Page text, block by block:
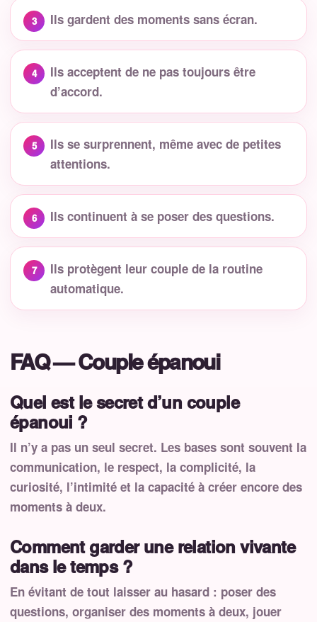
Ils gardent des moments sans écran.
Ils acceptent de ne pas toujours être
d’accord.
Ils se surprennent, même avec de petites
attentions.
Ils continuent à se poser des questions.
Ils protègent leur couple de la routine
automatique.
FAQ — Couple épanoui
Quel est le secret d’un couple
épanoui ?
Il n’y a pas un seul secret. Les bases sont souvent la
communication, le respect, la complicité, la
curiosité, l’intimité et la capacité à créer encore des
moments à deux.
Comment garder une relation vivante
dans le temps ?
En évitant de tout laisser au hasard : poser des
questions, organiser des moments à deux, jouer